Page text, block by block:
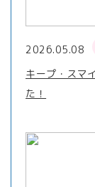
2026.05.08
キープ・スマ
た！